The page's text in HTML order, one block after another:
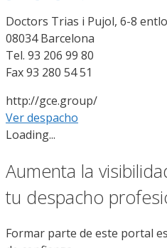
Doctors Trias i Pujol, 6-8
08034 Barcelona
Tel. 93 206 99 80
Fax 93 280 54 51
http://gce.group/
Ver despacho
Loading...
Aumenta la
tu despacho
Formar parte de este portal